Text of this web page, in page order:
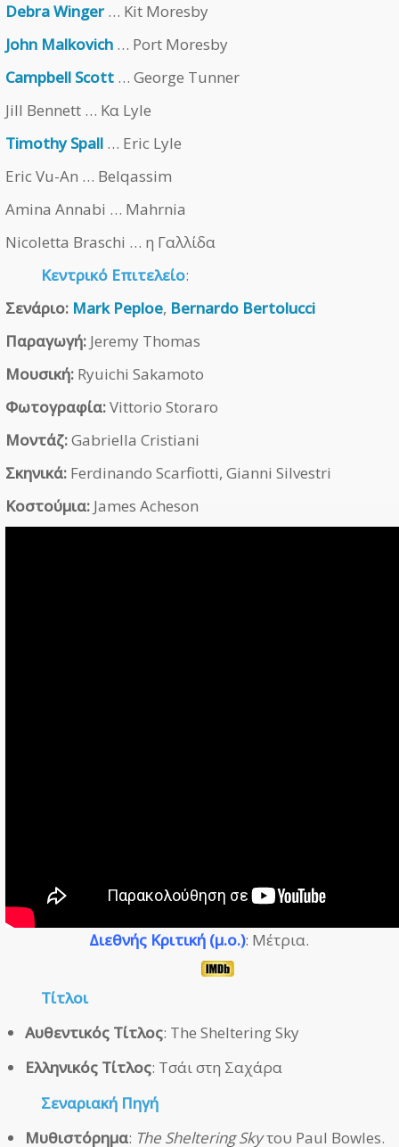
Debra Winger … Kit Moresby
John Malkovich … Port Moresby
Campbell Scott … George Tunner
Jill Bennett … Κα Lyle
Timothy Spall … Eric Lyle
Eric Vu-An … Belqassim
Amina Annabi … Mahrnia
Nicoletta Braschi … η Γαλλίδα
Κεντρικό Επιτελείο:
Σενάριο: Mark Peploe, Bernardo Bertolucci
Παραγωγή: Jeremy Thomas
Μουσική: Ryuichi Sakamoto
Φωτογραφία:Vittorio Storaro
Μοντάζ:Gabriella Cristiani
Σκηνικά: Ferdinando Scarfiotti, Gianni Silvestri
Κοστούμια: James Acheson
Διεθνής Κριτική (μ.ο.): Μέτρια.
Τίτλοι
Αυθεντικός Τίτλος: The Sheltering Sky
Ελληνικός Τίτλος: Τσάι στη Σαχάρα
Σεναριακή Πηγή
Μυθιστόρημα: The Sheltering Skyτου Paul Bowles.